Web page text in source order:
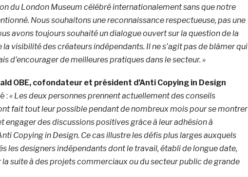
du London Museum célébré internationalement sans que notre
Nous souhaitons une reconnaissance respectueuse, pas une
avons toujours souhaité un dialogue ouvert sur la question de la
visibilité des créateurs indépendants. Il ne s’agit pas de blâmer qui
d’encourager de meilleures pratiques dans le secteur. »
OBE, cofondateur et président d’Anti Copying in Design
: « Les deux personnes prennent actuellement des conseils
fait tout leur possible pendant de nombreux mois pour se montrer
engager des discussions positives grâce à leur adhésion à
Copying in Design. Ce cas illustre les défis plus larges auxquels
les designers indépendants dont le travail, établi de longue date,
suite à des projets commerciaux ou du secteur public de grande